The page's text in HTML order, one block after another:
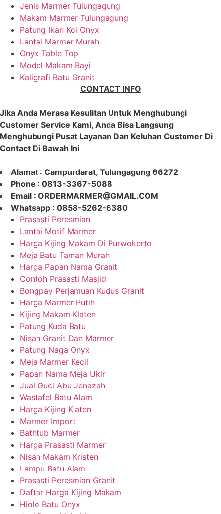
Jenis Marmer Tulungagung
Makam Marmer Tulungagung
Patung Ikan Koi Onyx
Lantai Marmer Murah
Onyx Table Top
Model Makam Bayi
Kaligrafi Batu Granit
CONTACT INFO
Jika Anda Merasa Kesulitan Untuk Menghubungi
Customer Service Kami, Anda Bisa Langsung
Menghubungi Pusat Layanan Dan Keluhan Customer Di
Contact Di Bawah Ini
Alamat : Campurdarat, Tulungagung 66272
Phone : 0813-3367-5088
Email : ORDERMARMER@GMAIL.COM
Whatsapp : 0858-5262-6380
Prasasti Peresmian
Lantai Motif Marmer
Harga Kijing Makam Di Purwokerto
Meja Batu Taman Murah
Harga Papan Nama Granit
Contoh Prasasti Masjid
Bongpay Perjamuan Kudus Granit
Harga Marmer Putih
Kijing Makam Klaten
Patung Kuda Batu
Nisan Granit Dan Marmer
Patung Naga Onyx
Meja Marmer Kecil
Papan Nama Meja Ukir
Jual Guci Abu Jenazah
Wastafel Batu Alam
Harga Kijing Klaten
Marmer Import
Bathtub Marmer
Harga Prasasti Marmer
Nisan Makam Kristen
Lampu Batu Alam
Prasasti Peresmian Granit
Daftar Harga Kijing Makam
Hiolo Batu Onyx